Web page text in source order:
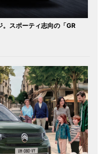
。スポーティ志向の「GR